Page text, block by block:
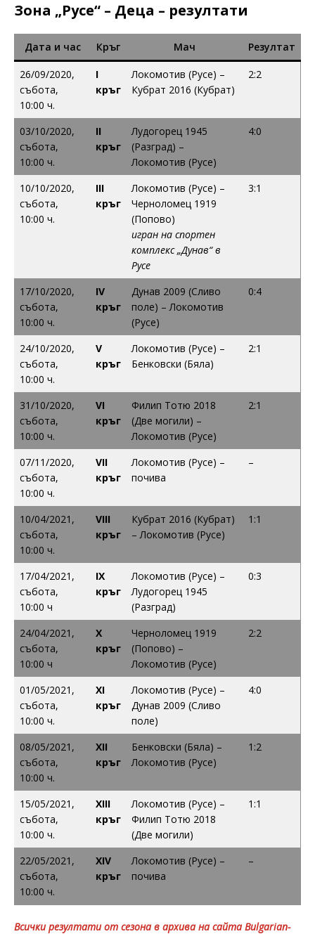
Зона „Русе“ – Деца – резултати
Дата и час Кръг Мач Резултат
26/09/2020,
събота,
10:00 ч.
I
кръг
Локомотив (Русе) –
Кубрат 2016 (Кубрат)
2:2
03/10/2020,
събота,
10:00 ч.
II
кръг
Лудогорец 1945
(Разград) –
Локомотив (Русе)
4:0
10/10/2020,
събота,
10:00 ч.
III
кръг
Локомотив (Русе) –
Черноломец 1919
(Попово)
игран на спортен
комплекс „Дунав“ в
Русе
3:1
17/10/2020,
събота,
10:00 ч.
IV
кръг
Дунав 2009 (Сливо
поле) – Локомотив
(Русе)
0:4
24/10/2020,
събота,
10:00 ч.
V
кръг
Локомотив (Русе) –
Бенковски (Бяла)
2:1
31/10/2020,
събота,
10:00 ч.
VI
кръг
Филип Тотю 2018
(Две могили) –
Локомотив (Русе)
2:1
07/11/2020,
събота,
10:00 ч.
VII
кръг
Локомотив (Русе) –
почива
–
10/04/2021,
събота,
10:00 ч.
VIII
кръг
Кубрат 2016 (Кубрат)
– Локомотив (Русе)
1:1
17/04/2021,
събота,
10:00 ч
IX
кръг
Локомотив (Русе) –
Лудогорец 1945
(Разград)
0:3
24/04/2021,
събота,
10:00 ч
X
кръг
Черноломец 1919
(Попово) –
Локомотив (Русе)
2:2
01/05/2021,
събота,
10:00 ч.
XI
кръг
Локомотив (Русе) –
Дунав 2009 (Сливо
поле)
4:0
08/05/2021,
събота,
10:00 ч.
XII
кръг
Бенковски (Бяла) –
Локомотив (Русе)
1:2
15/05/2021,
събота,
10:00 ч.
XIII
кръг
Локомотив (Русе) –
Филип Тотю 2018
(Две могили)
1:1
22/05/2021,
събота,
10:00 ч.
XIV
кръг
Локомотив (Русе) –
почива
–
Всички резултати от сезона в архива на сайта Bulgarian-